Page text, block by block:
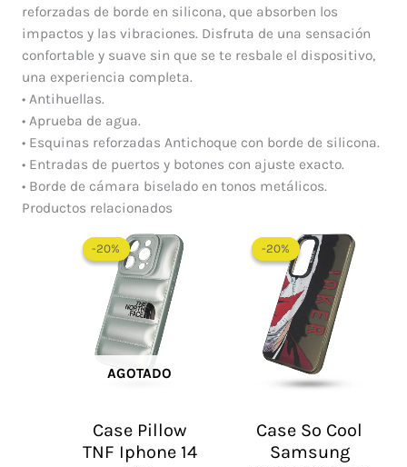
reforzadas de borde en silicona, que absorben los
impactos y las vibraciones. Disfruta de una sensación
confortable y suave sin que se te resbale el dispositivo,
una experiencia completa.
• Antihuellas.
• Aprueba de agua.
• Esquinas reforzadas Antichoque con borde de silicona.
• Entradas de puertos y botones con ajuste exacto.
• Borde de cámara biselado en tonos metálicos.
Productos relacionados
-20%
AGOTADO
-20%
Case Pillow
TNF Iphone 14
precio
original
era:
$ 60.000.
-20%
-20%
Case So Cool
Samsung
precio
original
era:
$ 60.000.